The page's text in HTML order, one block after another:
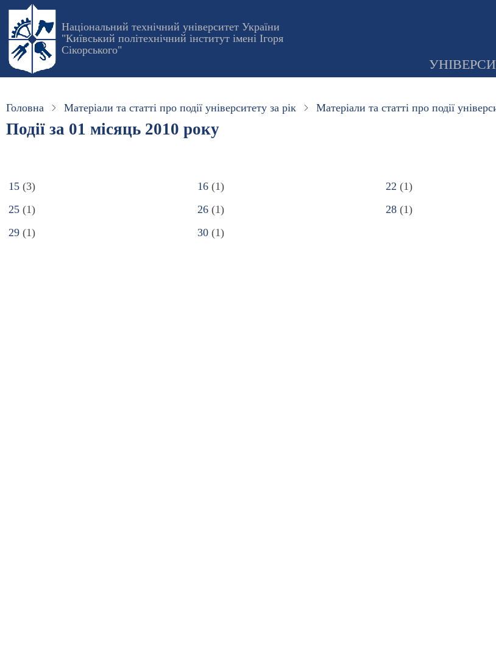
Перейти
основного
вмісту
Національний технічний університет України
"Київський політехнічний інститут імені Ігоря
Сікорського"
Головна Матеріали та статті про події університету за рік Матеріали та статті про події
Події за 01 місяць 2010 року
15 (3) 16(1) 22 (1)
25 (1) 26(1) 28 (1)
29 (1) 30(1)